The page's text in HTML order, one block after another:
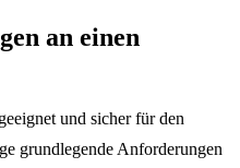
an einen
und sicher für den
grundlegende Anforderungen